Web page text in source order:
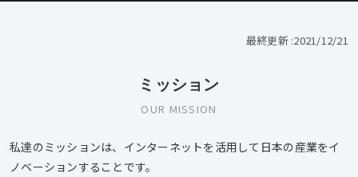
最終更新 :2021/12/21
ミッション
OUR MISSION
私達のミッションは、インターネットを活用して日本の産業をイ
ノベーションすることです。